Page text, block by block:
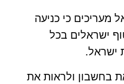
מעריכים כי כניעה
ישראלים בכל
ישראל.
בחשבון ולראות את